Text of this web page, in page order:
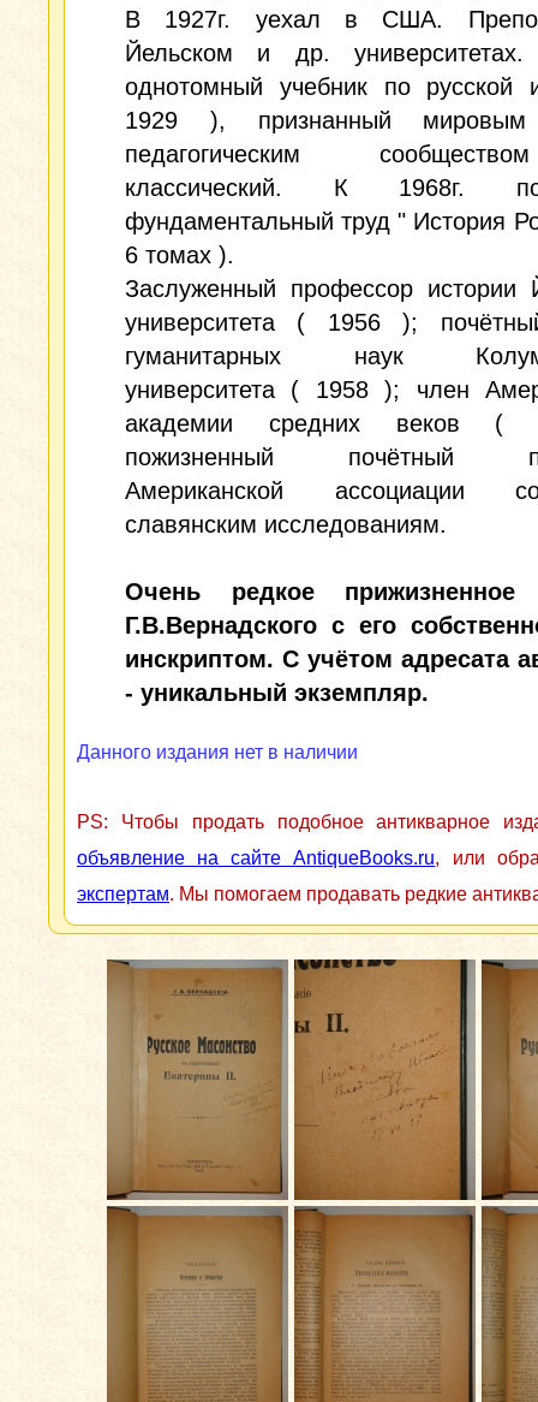
В 1927г. уехал в США.
Йельском и др. университетах.
однотомный учебник по русской
1929 ), признанный мировым
педагогическим
классический. К 1968г.
фундаментальный труд " История
6 томах ).
Заслуженный профессор истории
университета ( 1956 );
гуманитарных наук
университета ( 1958 ); член
академии средних веков
пожизненный почётный
Американской ассоциации
славянским исследованиям.
Очень редкое прижизненное
Г.В.Вернадского с его
инскриптом. С учётом адресата
- уникальный экземпляр.
Данного издания нет в наличии
PS: Чтобы продать подобное антикварное
объявление на сайте AntiqueBooks.ru, или
экспертам. Мы помогаем продавать редкие